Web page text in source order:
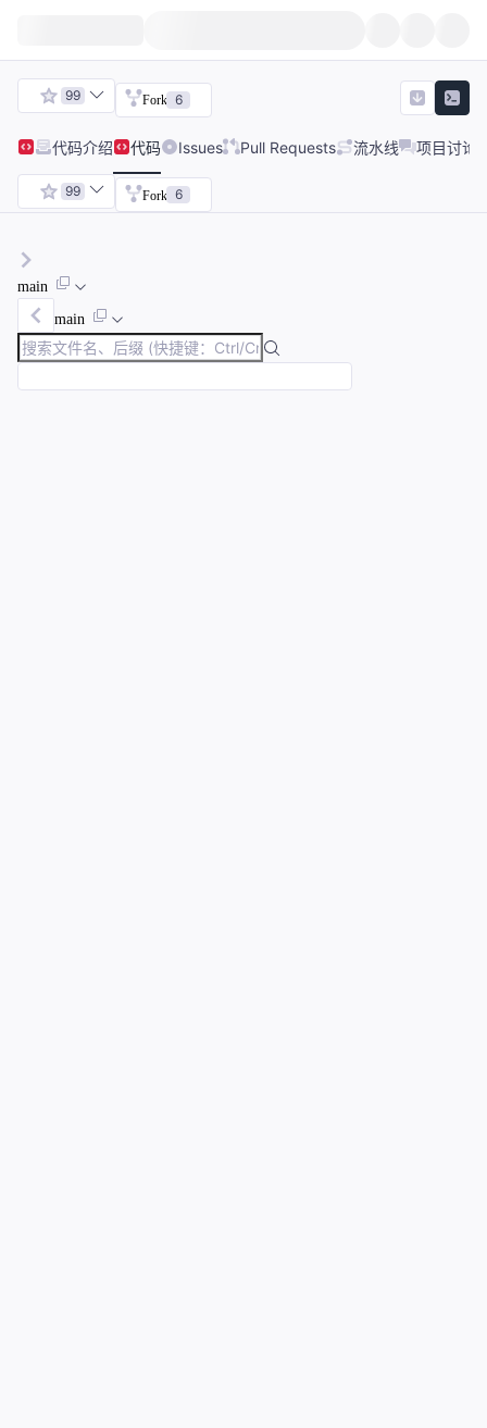
99 Fork 6
代码介绍 代码 Issues Pull Requests 流水线 项目讨论
99 Fork 6
main
main